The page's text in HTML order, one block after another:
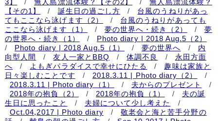
【その1】
/ 誕生日の過ごし方 /
台風のうねりがあっ
てもここなら泳げます（2）
/
台風のうねりがあっても
ここなら泳げます（1）
/ 夢の世界へ・続き（2） /
夢
の世界へ・続き（1）
/
Photo diary | 2018 Aug.5（2）
/
Photo diary | 2018 Aug.5（1） / 夢の世界へ /
内
向型人間
/ 友人一家とBBQ / 体調不良 /
永田方面
へ
/ よもぎパラダイスで幸せにひたる /
趣味は家族と
日々楽しむことです
/ 2018.3.11 | Photo diary（2）
/
2018.3.11 | Photo diary（1）
/ 夫からのプレゼント
/
2018年の抱負（2）
/ 2018年の抱負（1） /
夫の誕
生日に思ったこと
/ 夫婦について少し考えた
/
Oct.04,2017 | Photo diary
/
敬老会と海と苦手分野の